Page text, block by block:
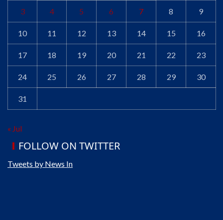
3 4 5 6 7 8 9
10 11 12 13 14 15 16
17 18 19 20 21 22 23
24 25 26 27 28 29 30
31
« Jul
FOLLOW ON TWITTER
Tweets by News In